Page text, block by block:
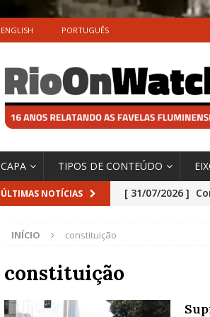
ENGLISH PORTUGUÊS
CAPA TIPOS DE CONTEÚDO
ÚLTIMAS NOTÍCIAS [ 31/07/2026 ]
Especial do
INÍCIO constituição
constituição